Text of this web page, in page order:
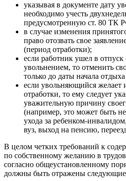
указывая в документе дату
необходимо учесть
предусмотренную ст. 80 ТК
в случае изменения
право отозвать свое
(период отработки);
если работник ушел в
увольнением, то отменить
только до даты начала
если увольняющийся желает
отработки, то ему следует
уважительную причину
(например, это может быть
ухода за ребенком-
вуз, выход на пенсию,
В целом четких требований к
по собственному желанию в
согласно общеустановленному
должны быть отражены следующие